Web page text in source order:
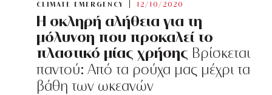
CLIMATE EMERGENCY 12/10/2020
Η σκληρή αλήθεια για τη
μόλυνση που προκαλεί το
πλαστικό μίας χρήσης Βρίσκεται
παντού: Από τα ρούχα μας μέχρι τα
βάθη των ωκεανών